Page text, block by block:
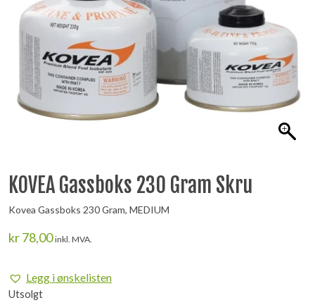
KOVEA Gassboks 230 Gram Skru
Kovea Gassboks 230 Gram, MEDIUM
kr78,00 inkl. MVA.
Legg i ønskelisten
Utsolgt